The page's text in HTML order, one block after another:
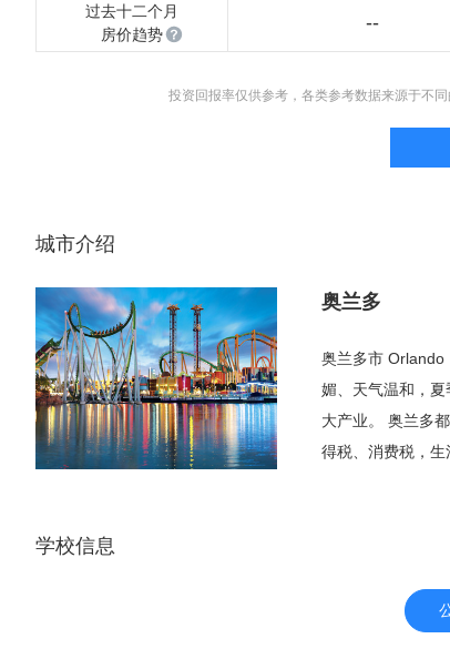
过去十二个月
房价趋势
--
投资回报率仅供参考，各类参考数据来源于不
城市介绍
奥兰多
奥兰多市 Orlando
媚、天气温和，
大产业。 奥兰多
得税、消费税，
吸引着8000多万
房价并不昂贵。
学校信息